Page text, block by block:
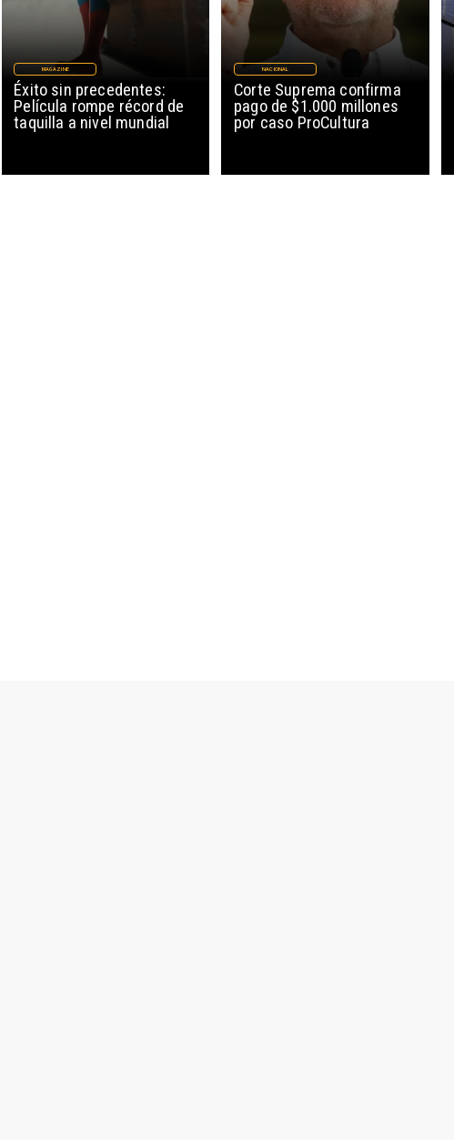
Éxito sin precedentes:
Película rompe récord de
taquilla a nivel mundial
MAGAZINE
Corte Suprema confirma
pago de $1.000 millones
por caso ProCultura
NACIONAL